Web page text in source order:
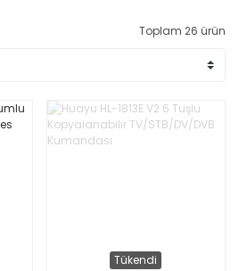
Toplam 26 ürün
Tükendi